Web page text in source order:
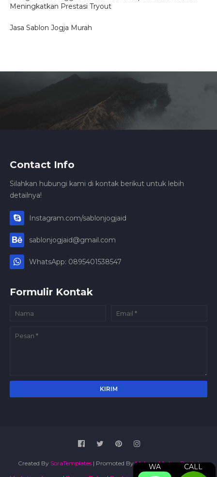
WA CALL
Meningkatkan Prestasi Tryout
Jasa Sablon Jogja Murah
Contact Info
Silahkan hubungi kami di kontak berikut untuk lebih
detailnya!
Instagram.com/sablonjogjaid
sablonjogjaid@gmail.com
WhatsApp: 0895401538547
Formulir Kontak
Created By SoraTemplates | Promoted ByMaboor Media - Digital